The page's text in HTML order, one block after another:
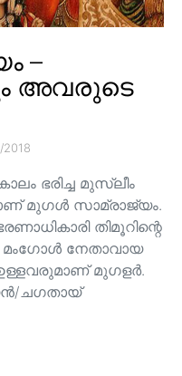
–
അവരുടെ
2018
ഭരിച്ച മുസ്ലീം
മുഗൾ സാമ്രാജ്യം.
തിമൂറിന്റെ
മംഗോൾ നേതാവായ
ഉള്ളവരുമാണ്‌ മുഗളർ.
ചഗതായ്